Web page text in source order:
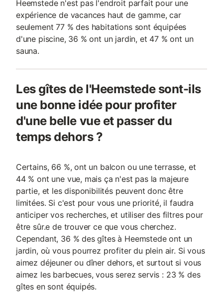
Heemstede n'est pas l'endroit parfait pour une
expérience de vacances haut de gamme, car
seulement 77 % des habitations sont équipées
d'une piscine, 36 % ont un jardin, et 47 % ont un
sauna.
Les gîtes de l'Heemstede sont-ils
une bonne idée pour profiter
d'une belle vue et passer du
temps dehors ?
Certains, 66 %, ont un balcon ou une terrasse, et
44 % ont une vue, mais ça n'est pas la majeure
partie, et les disponibilités peuvent donc être
limitées. Si c'est pour vous une priorité, il faudra
anticiper vos recherches, et utiliser des filtres pour
être sûr.e de trouver ce que vous cherchez.
Cependant, 36 % des gîtes à Heemstede ont un
jardin, où vous pourrez profiter du plein air. Si vous
aimez déjeuner ou dîner dehors, et surtout si vous
aimez les barbecues, vous serez servis : 23 % des
gîtes en sont équipés.